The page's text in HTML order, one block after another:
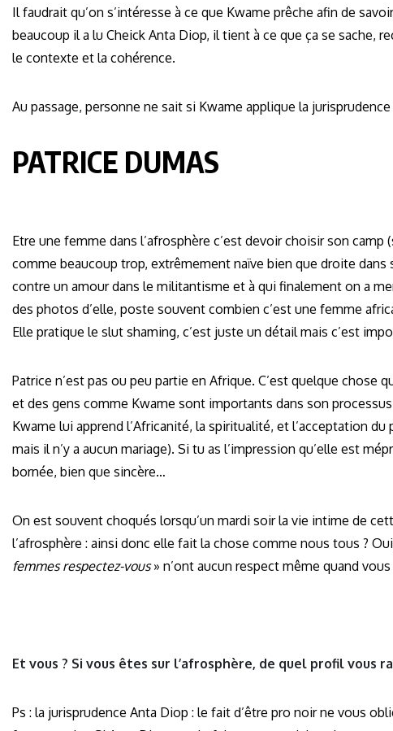
Il faudrait qu’on s’intéresse à ce que Kwame prêche afin de
beaucoup il a lu Cheick Anta Diop, il tient à ce que ça se sache,
le contexte et la cohérence.
Au passage, personne ne sait si Kwame applique la
PATRICE DUMAS
Etre une femme dans l’afrosphère c’est devoir choisir son camp
comme beaucoup trop, extrêmement naïve bien que droite
contre un amour dans le militantisme et à qui finalement on a
des photos d’elle, poste souvent combien c’est une femme
Elle pratique le slut shaming, c’est juste un détail mais c’est
Patrice n’est pas ou peu partie en Afrique. C’est quelque chose
et des gens comme Kwame sont importants dans son
Kwame lui apprend l’Africanité, la spiritualité, et l’acceptation
mais il n’y a aucun mariage). Si tu as l’impression qu’elle est
bornée, bien que sincère…
On est souvent choqués lorsqu’un mardi soir la vie intime de
l’afrosphère : ainsi donc elle fait la chose comme nous tous ?
femmes respectez-vous» n’ont aucun respect même quand
Et vous ? Si vous êtes sur l’afrosphère, de quel profil vous
Ps : la jurisprudence Anta Diop : le fait d’être pro noir ne vous